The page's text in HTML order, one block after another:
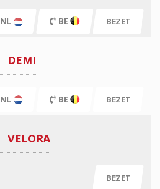
NL BE BEZET
DEMI
NL BE BEZET
VELORA
BEZET